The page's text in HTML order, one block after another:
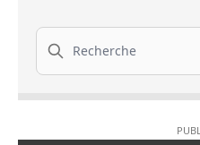
Recherche